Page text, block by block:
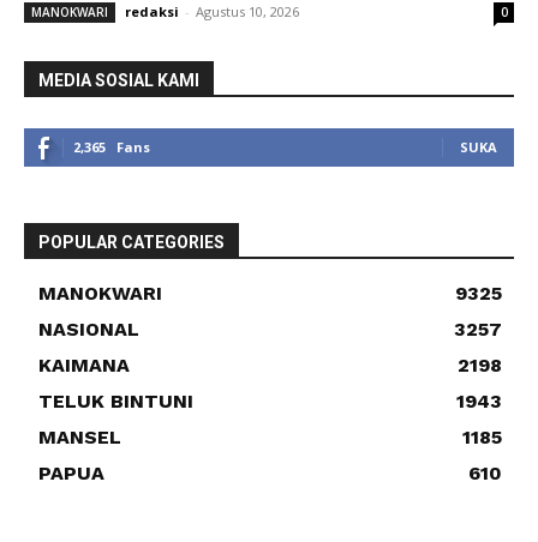
MANOKWARI redaksi - Agustus 10, 2026 0
MEDIA SOSIAL KAMI
2,365 Fans SUKA
POPULAR CATEGORIES
MANOKWARI
9325
NASIONAL
3257
KAIMANA
2198
TELUK BINTUNI
1943
MANSEL
1185
PAPUA
610